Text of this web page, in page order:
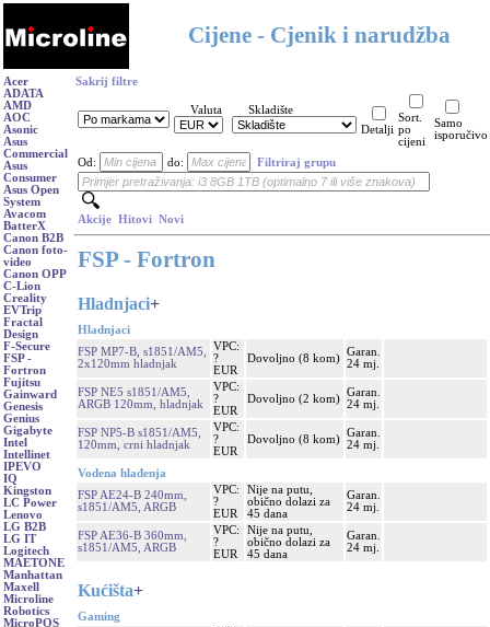
Cijene - Cjenik i narudžba
Acer
ADATA
AMD
AOC
Asonic
Asus
Commercial
Asus
Consumer
Asus Open
System
Avacom
BatterX
Canon B2B
Canon foto-
video
Canon OPP
C-Lion
Creality
EVTrip
Fractal
Design
F-Secure
FSP -
Fortron
Fujitsu
Gainward
Genesis
Genius
Gigabyte
Intel
Intellinet
IPEVO
IQ
Kingston
LC Power
Lenovo
LG B2B
LG IT
Logitech
MAETONE
Manhattan
Maxell
Microline
Robotics
MicroPOS
Sakrij filtre
Valuta
Skladište
Detalji
Sort.
po
cijeni
Samo
isporučivo
Od: do: Filtriraj grupu
Akcije Hitovi Novi
FSP - Fortron
Hladnjaci+
Hladnjaci
FSP MP7-B, s1851/AM5,
2x120mm hladnjak
VPC:
?
EUR
Dovoljno (8 kom)
Garan.
24 mj.
FSP NE5 s1851/AM5,
ARGB 120mm, hladnjak
VPC:
?
EUR
Dovoljno (2 kom)
Garan.
24 mj.
FSP NP5-B s1851/AM5,
120mm, crni hladnjak
VPC:
?
EUR
Dovoljno (8 kom)
Garan.
24 mj.
Vodena hlađenja
FSP AE24-B 240mm,
s1851/AM5, ARGB
VPC:
?
EUR
Nije na putu,
obično dolazi za
45 dana
Garan.
24 mj.
FSP AE36-B 360mm,
s1851/AM5, ARGB
VPC:
?
EUR
Nije na putu,
obično dolazi za
45 dana
Garan.
24 mj.
Kućišta+
Gaming